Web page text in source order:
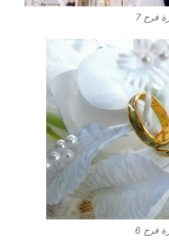
فرح 7
فرح 6